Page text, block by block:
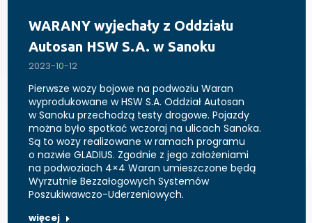
WARANY wyjechały z Oddziału
Autosan HSW S.A. w Sanoku
2023-10-12
Pierwsze wozy bojowe na podwoziu Waran
wyprodukowane w HSW S.A. Oddział Autosan
w Sanoku przechodzą testy drogowe. Pojazdy
można było spotkać wczoraj na ulicach Sanoka.
Są to wozy realizowane w ramach programu
o nazwie GLADIUS. Zgodnie z jego założeniami
na podwoziach 4×4 Waran umieszczone będą
Wyrzutnie Bezzałogowych Systemów
Poszukiwawczo-Uderzeniowych.
więcej